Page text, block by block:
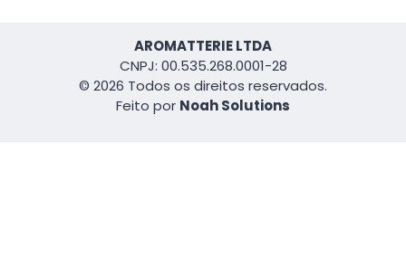
AROMATTERIE LTDA
CNPJ: 00.535.268.0001-28
© 2026 Todos os direitos reservados.
Feito por Noah Solutions